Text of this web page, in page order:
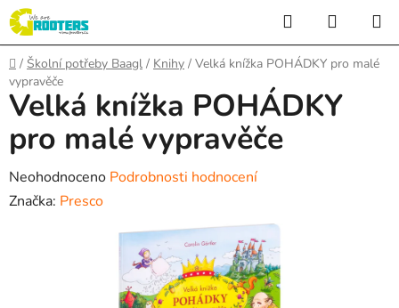
Přejít
na
obsah
Hledat
KOŠÍK
Domů
/ Školní potřeby Baagl / Knihy / Velká knížka POHÁDKY pro malé
vypravěče
Velká knížka POHÁDKY
pro malé vypravěče
Průměrné
hodnocení
Neohodnoceno Podrobnosti hodnocení
Značka: Presco